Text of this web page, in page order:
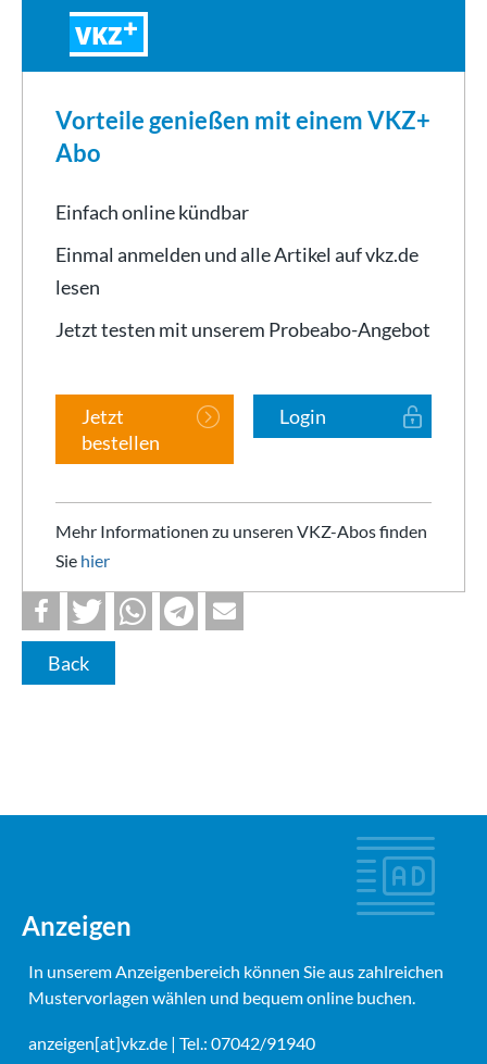
VKZ
Vorteile genießen mit einem VKZ+
Abo
Einfach online kündbar
Einmal anmelden und alle Artikel auf vkz.de
lesen
Jetzt testen mit unserem Probeabo-Angebot
Jetzt
bestellen
Login
Mehr Informationen zu unseren VKZ-Abos finden
Sie hier
Back
Anzeigen
In unserem Anzeigenbereich können Sie aus zahlreichen
Mustervorlagen wählen und bequem online buchen.
anzeigen[at]vkz.de | Tel.: 07042/91940